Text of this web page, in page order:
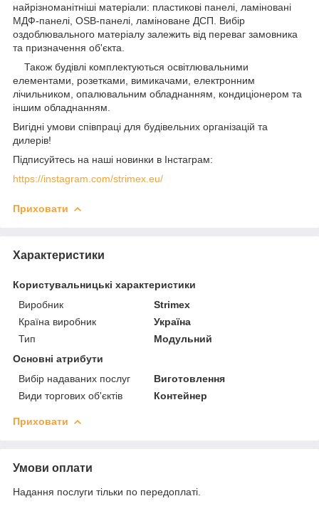
найрізноманітніші матеріали: пластикові панелі, ламіновані
МДФ-панелі, OSB-панелі, ламіноване ДСП. Вибір
оздоблювального матеріалу залежить від переваг замовника
та призначення об'єкта.
Також будівлі комплектуються освітлювальними
елементами, розетками, вимикачами, електронним
лічильником, опалювальним обладнанням, кондиціонером та
іншим обладнанням.
Вигідні умови співпраці для будівельних організацій та
дилерів!
Підписуйтесь на наші новинки в Інстаграм:
https://instagram.com/strimex.eu/
Приховати
Характеристики
Користувальницькі характеристики
Виробник
Strimex
Країна виробник
Україна
Тип
Модульний
Основні атрибути
Вибір надаваних послуг
Виготовлення
Види торгових об'єктів
Контейнер
Приховати
Умови оплати
Надання послуги тільки по передоплаті.